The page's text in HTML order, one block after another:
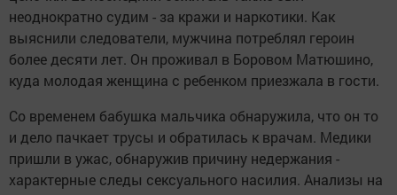
неоднократно судим - за кражи и наркотики. Как
выяснили следователи, мужчина потреблял героин
более десяти лет. Он проживал в Боровом Матюшино,
куда молодая женщина с ребенком приезжала в гости.
Со временем бабушка мальчика обнаружила, что он то
и дело пачкает трусы и обратилась к врачам. Медики
пришли в ужас, обнаружив причину недержания -
характерные следы сексуального насилия. Анализы на